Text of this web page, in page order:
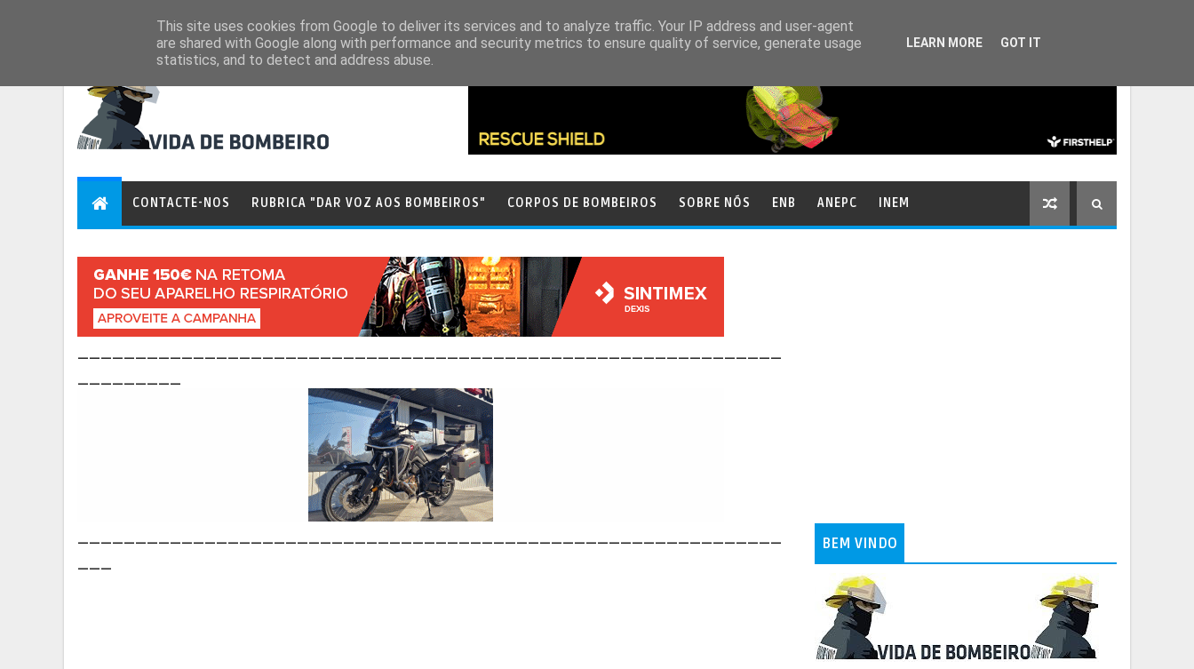
CONTACTE-NOS RUBRICA "DAR VOZ AOS BOMBEIROS" CORPOS DE BOMBEIROS SOBRE NÓS ENB ANEPC INEM
BEM VINDO
This site uses cookies from Google to deliver its services and to analyze traffic. Your IP address and user-agent
are shared with Google along with performance and security metrics to ensure quality of service, generate usage
statistics, and to detect and address abuse.
LEARN MORE GOT IT